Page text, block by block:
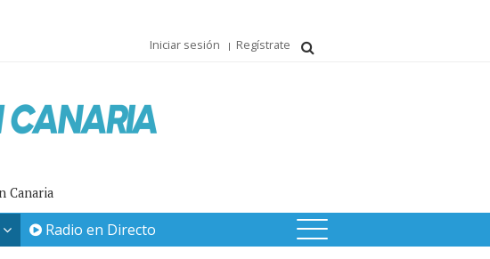
Iniciar sesión Regístrate
Canaria
Radio en Directo